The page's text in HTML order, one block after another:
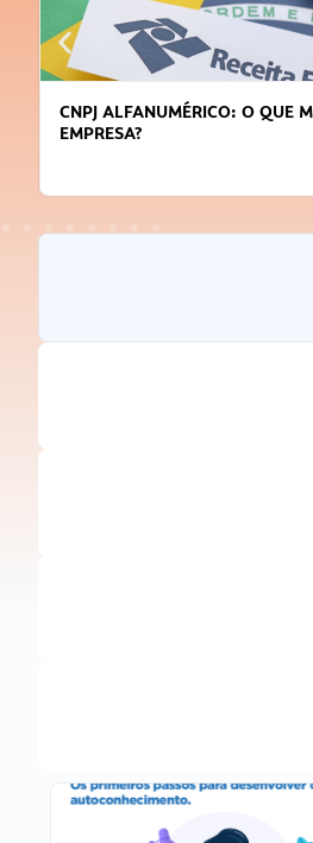
CNPJ ALFANUMÉRICO: O QUE
EMPRESA?